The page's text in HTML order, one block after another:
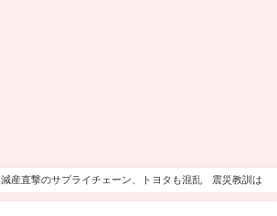
減産直撃のサプライチェーン、トヨタも混乱 震災教訓は